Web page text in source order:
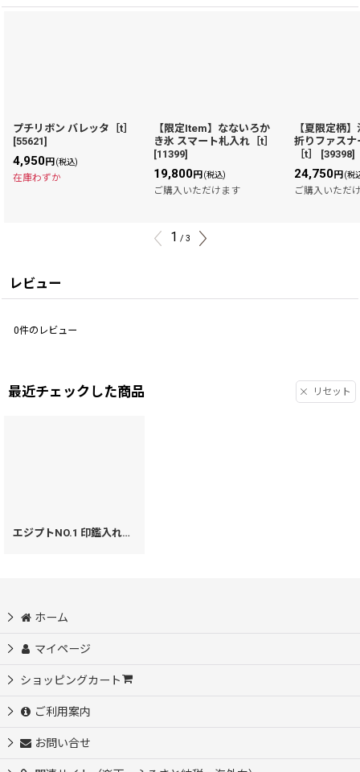
プチリボン バレッタ［t］
[55621]
4,950円 (税込)
在庫わずか
【限定Item】なないろか
き氷 スマート札入れ［t］
[11399]
19,800円 (税込)
ご購入いただけます
【夏限定柄
折りファスナ
［t］
[39398]
24,750円 (税
ご購入いただ
1 / 3
レビュー
0件のレビュー
最近チェックした商品 リセット
エジプトNO.1 印鑑入れ［t］
ホーム
マイページ
ショッピングカート
ご利用案内
お問い合せ